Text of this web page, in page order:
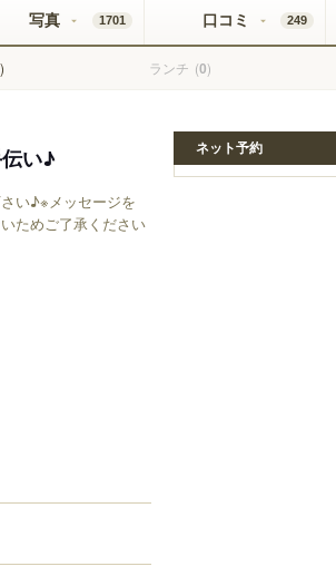
) ランチ (0)
写真 1701 口コミ 249
い♪
い♪※メッセージを
ためご了承ください
ネット予約